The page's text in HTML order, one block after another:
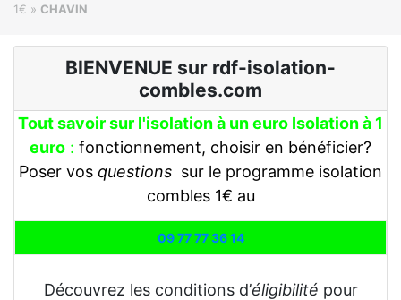
1€ » CHAVIN
BIENVENUE sur rdf-isolation-
combles.com
Tout savoir sur l'isolation à un euro Isolation à 1
euro : fonctionnement, choisir en bénéficier?
Poser vos questions sur le programme isolation
combles 1€ au
09 77 77 36 14
Découvrez les conditions d’éligibilité pour